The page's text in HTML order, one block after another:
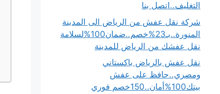
التغليف..اتصل بنا
شركة نقل عفش من الرياض الى المدينة
المنورة..بـ23%خصم..ضمان100%لسلامة
نقل عفشك من الرياض للمدينة
نقل عفش بالرياض باكستاني
ومصري..حافظ على عفش
بيتك100%أمان..150خصم فوري